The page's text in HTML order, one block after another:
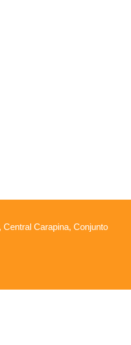
Carapina, Conjunto